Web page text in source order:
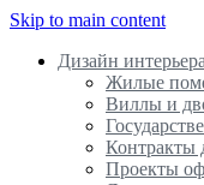
Skip to main content
Дизайн интерьера
Жилые
Виллы и
Контракты
Проекты